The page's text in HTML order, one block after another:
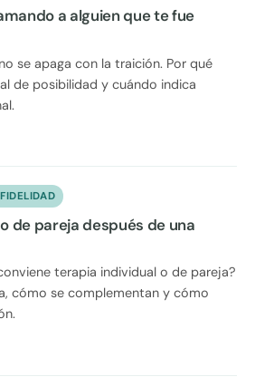
a alguien que te fue
se apaga con la traición. Por qué
de posibilidad y cuándo indica
de pareja después de una
terapia individual o de pareja?
cómo se complementan y cómo